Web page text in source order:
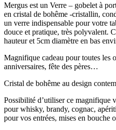
Mergus est un Verre – gobelet à
en cristal de bohême -cristallin,
un verre indispensable pour votre
douce et pratique, très polyvalent.
hauteur et 5cm diamètre en bas
Magnifique cadeau pour toutes les
anniversaires, fête des pères…
Cristal de bohême au design
Possibilité d’utiliser ce magnifique
pour whisky, brandy, cognac,
pour vos entrées, mises en bouche